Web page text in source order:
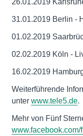
26.01.2019
31.01.2019 Berlin -
01.02.2019
02.02.2019 Köln -
16.02.2019
Weiterführende
unter www.tele5.de.
Mehr von Fünf